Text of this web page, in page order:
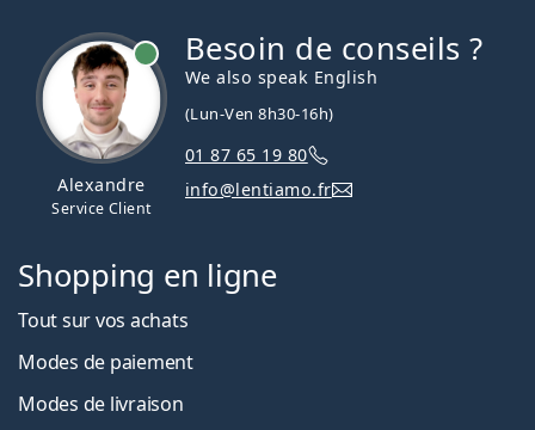
Alexandre
Service Client
Besoin de conseils ?
We also speak English
(Lun-Ven 8h30-16h)
01 87 65 19 80
info@lentiamo.fr
Shopping en ligne
Tout sur vos achats
Modes de paiement
Modes de livraison